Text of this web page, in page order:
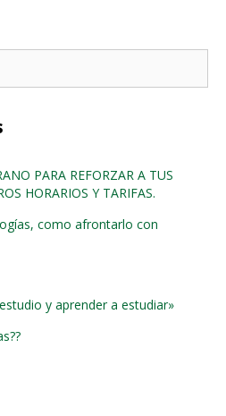
PARA REFORZAR A TUS
HORARIOS Y TARIFAS.
como afrontarlo con
y aprender a estudiar»